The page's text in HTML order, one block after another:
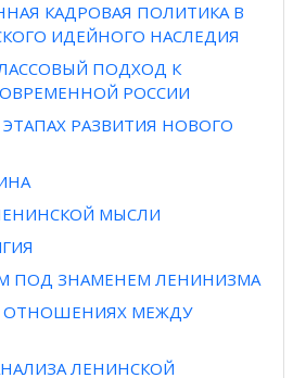
КАДРОВАЯ ПОЛИТИКА В
ИДЕЙНОГО НАСЛЕДИЯ
ПОДХОД К
РОССИИ
РАЗВИТИЯ НОВОГО
МЫСЛИ
ПОД ЗНАМЕНЕМ ЛЕНИНИЗМА
ОТНОШЕНИЯХ МЕЖДУ
ЛЕНИНСКОЙ